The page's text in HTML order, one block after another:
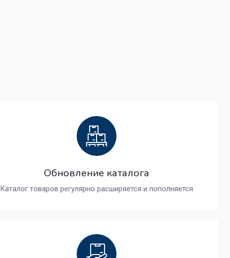
Обновление каталога
Каталог товаров регулярно расширяется и пополняется